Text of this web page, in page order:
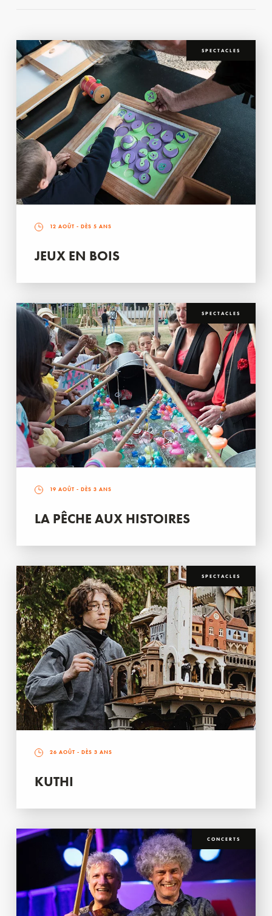
SPECTACLES
12 AOÛT - DÈS 5 ANS
JEUX EN BOIS
SPECTACLES
19 AOÛT - DÈS 3 ANS
LA PÊCHE AUX HISTOIRES
SPECTACLES
26 AOÛT - DÈS 3 ANS
KUTHI
CONCERTS